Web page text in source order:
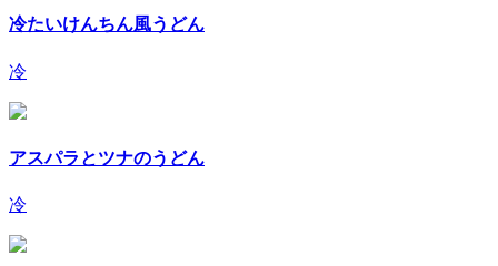
冷たいけんちん風うどん
冷
アスパラとツナのうどん
冷